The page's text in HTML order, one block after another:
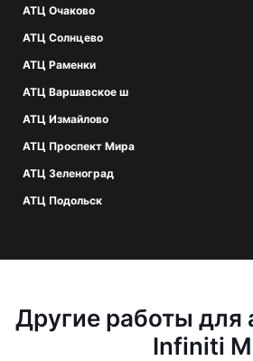
АТЦ Очаково
АТЦ Солнцево
АТЦ Раменки
АТЦ Варшавское ш
АТЦ Измайлово
АТЦ Проспект Мира
АТЦ Зеленоград
АТЦ Подольск
Другие работы для
Infiniti M